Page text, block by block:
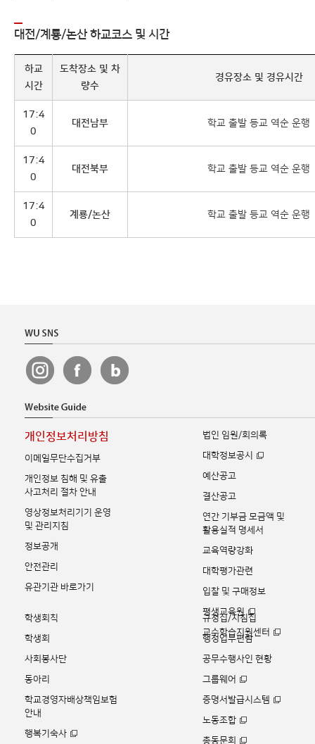
대전/계룡/논산 하교코스 및 시간
하교
시간
도착장소 및 차
량수
경유장소 및 경유시간
17:4
0
대전남부 학교 출발 등교 역순 운행
17:4
0
대전북부 학교 출발 등교 역순 운행
17:4
0
계룡/논산 학교 출발 등교 역순 운행
개인정보처리방침
이메일무단수집거부
개인정보 침해 및 유출
사고처리 절차 안내
영상정보처리기기 운영
및 관리지침
정보공개
안전관리
유관기관 바로가기
법인 임원/회의록
대학정보공시
예산공고
결산공고
연간 기부금 모금액 및
활용실적 명세서
교육역량강화
대학평가관련
입찰 및 구매정보
평생교육원
교수학습지원센터
학생회칙
학생회
사회봉사단
동아리
학교경영자배상책임보험
안내
행복기숙사
규정집/지침집
행정업무편람
공무수행사인 현황
그룹웨어
증명서발급시스템
노동조합
총동문회